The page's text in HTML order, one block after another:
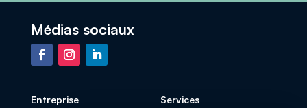
Médias sociaux
Entreprise Services